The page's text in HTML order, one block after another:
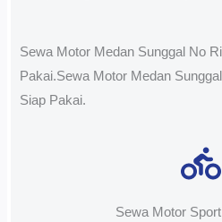
Sewa Motor Medan Sunggal No
Pakai.Sewa Motor Medan
Siap Pakai.
Sewa Motor